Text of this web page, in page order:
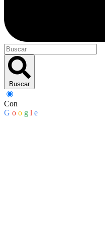
Buscar
Con
G o o g l e